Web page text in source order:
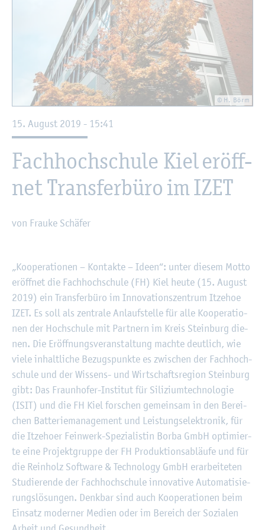
© H. Börm
15. Au­gust 2019 - 15:41
Fach­hoch­schu­le Kiel er­öff­
net Trans­fer­bü­ro im IZET
von Frau­ke Schä­fer
„Ko­ope­ra­tio­nen – Kon­tak­te – Ideen“: unter die­sem Motto
er­öff­net die Fach­hoch­schu­le (FH) Kiel heute (15. Au­gust
2019) ein Trans­fer­bü­ro im In­no­va­ti­ons­zen­trum It­ze­hoe
IZET. Es soll als zen­tra­le An­lauf­stel­le für alle Ko­ope­ra­tio­
nen der Hoch­schu­le mit Part­nern im Kreis Stein­burg die­
nen. Die Er­öff­nungs­ver­an­stal­tung mach­te deut­lich, wie
viele in­halt­li­che Be­zugs­punk­te es zwi­schen der Fach­hoch­
schu­le und der Wis­sens- und Wirt­schafts­re­gi­on Stein­burg
gibt: Das Fraun­ho­fer-In­sti­tut für Si­li­zi­um­tech­no­lo­gie
(ISIT) und die FH Kiel for­schen ge­mein­sam in den Be­rei­
chen Bat­te­rie­ma­nage­ment und Leis­tungs­elek­tro­nik, für
die It­ze­ho­er Fein­werk-Spe­zia­lis­tin Borba GmbH op­ti­mier­
te eine Pro­jekt­grup­pe der FH Pro­duk­ti­ons­ab­läu­fe und für
die Rein­holz Soft­ware & Tech­no­lo­gy GmbH er­ar­bei­te­ten
Stu­die­ren­de der Fach­hoch­schu­le in­no­va­ti­ve Au­to­ma­ti­sie­
rungs­lö­sun­gen. Denk­bar sind auch Ko­ope­ra­tio­nen beim
Ein­satz mo­der­ner Me­di­en oder im Be­reich der So­zia­len
©Fach­hoch­schu­le Kiel